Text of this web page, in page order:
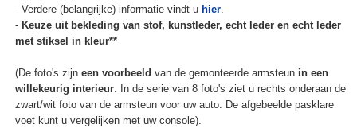
- Verdere (belangrijke) informatie vindt u hier.
- Keuze uit bekleding van stof, kunstleder, echt leder en echt leder
met stiksel in kleur**
(De foto's zijn een voorbeeld van de gemonteerde armsteun in een
willekeurig interieur. In de serie van 8 foto's ziet u rechts onderaan de
zwart/wit foto van de armsteun voor uw auto. De afgebeelde pasklare
voet kunt u vergelijken met uw console).